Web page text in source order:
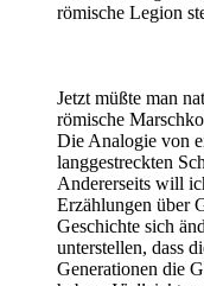
römische Legion
Jetzt müßte man
römische
Die Analogie von
langgestreckten
Andererseits will
Erzählungen über
Geschichte sich
unterstellen, dass
Generationen die